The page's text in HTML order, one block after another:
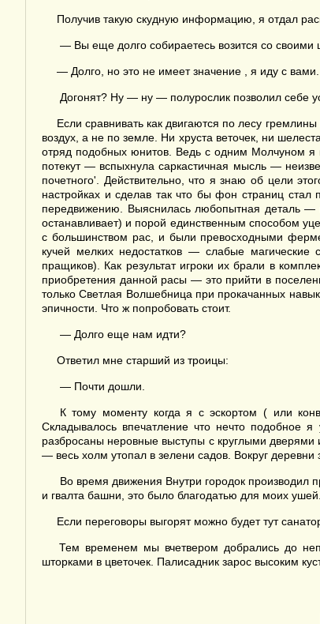
Получив такую скудную информацию, я отдал
— Вы еще долго собираетесь возится со
— Долго, но это не имеет значение , я иду с
Догонят? Ну — ну — полурослик позволил себе
Если сравнивать как двигаются по лесу
воздух, а не по земле. Ни хруста веточек, ни
отряд подобных юнитов. Ведь с одним Молчуном я
потекут — вспыхнула саркастичная мысль —
почетного'. Действительно, что я знаю об цели
настройках и сделав так что бы фон страниц
передвижению. Выяснилась любопытная деталь —
останавливает) и порой единственным способом
с большинством рас, и были превосходными
кучей мелких недостатков — слабые магические
пращиков). Как результат игроки их брали в
приобретения данной расы — это прийти в
только Светлая Волшебница при прокачанных
эпичности. Что ж попробовать стоит.
— Долго еще нам идти?
Ответил мне старший из троицы:
— Почти дошли.
К тому моменту когда я с эскортом ( или
Складывалось впечатление что нечто подобное
разбросаны неровные выступы с круглыми
— весь холм утопал в зелени садов. Вокруг
Во время движения Внутри городок производил
и гвалта башни, это было благодатью для моих ушей.
Если переговоры выгорят можно будет тут
Тем временем мы вчетвером добрались до
шторками в цветочек. Палисадник зарос высоким